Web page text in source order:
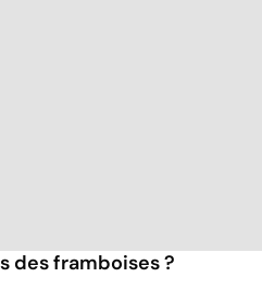
des framboises ?